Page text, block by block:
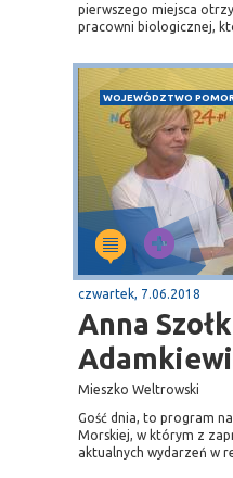
pierwszego miejsca
pracowni biologicznej,
WOJEWÓDZTWO
czwartek, 7.06.2018
Anna
Mieszko Weltrowski
Gość dnia, to program
Morskiej, w którym z
aktualnych wydarzeń w